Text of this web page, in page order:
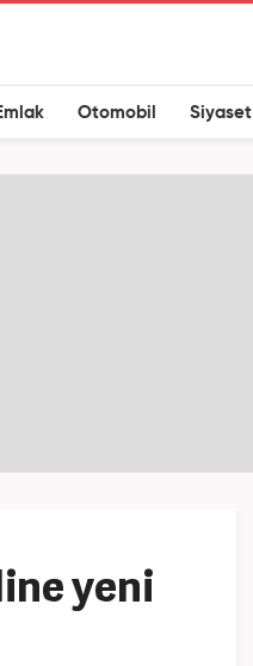
Otomobil Siyaset
yeni